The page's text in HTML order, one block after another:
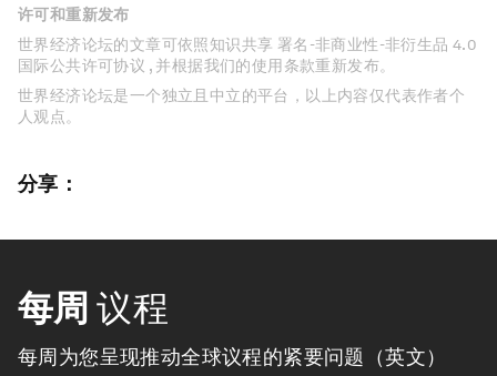
许可和重新发布
世界经济论坛的文章可依照知识共享 署名-非商业性-非衍生品 4.0
国际公共许可协议 , 并根据我们的使用条款重新发布。
世界经济论坛是一个独立且中立的平台，以上内容仅代表作者个
人观点。
分享：
每周 议程
每周为您呈现推动全球议程的紧要问题（英文）